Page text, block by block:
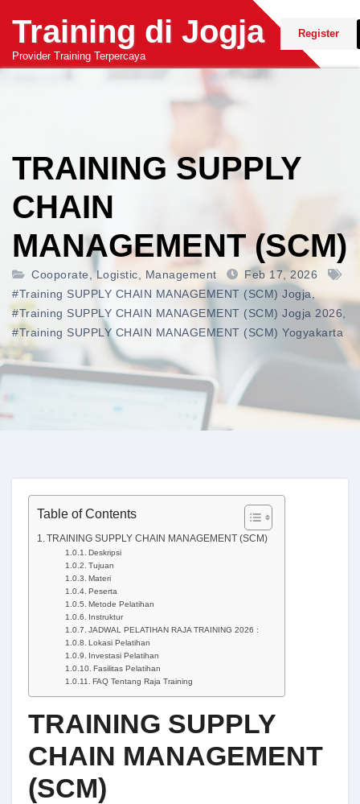
content
Training di Jogja
Provider Training Terpercaya
Register
TRAINING SUPPLY
CHAIN
MANAGEMENT (SCM)
Cooporate ,Logistic Management
Feb 17, 2026
#training SUPPLY CHAIN MANAGEMENT (SCM) Jogja,
#training SUPPLY CHAIN MANAGEMENT (SCM) Jogja 2026
#training SUPPLY CHAIN MANAGEMENT (SCM) Yogyakarta
Table of Contents
TRAINING SUPPLY CHAIN MANAGEMENT (SCM)
Deskripsi
Tujuan
Materi
Peserta
Metode Pelatihan
Instruktur
JADWAL PELATIHAN RAJA TRAINING 2026 :
Lokasi Pelatihan
Investasi Pelatihan
Fasilitas Pelatihan
FAQ Tentang Raja Training
TRAINING SUPPLY
CHAIN MANAGEMENT
(SCM)